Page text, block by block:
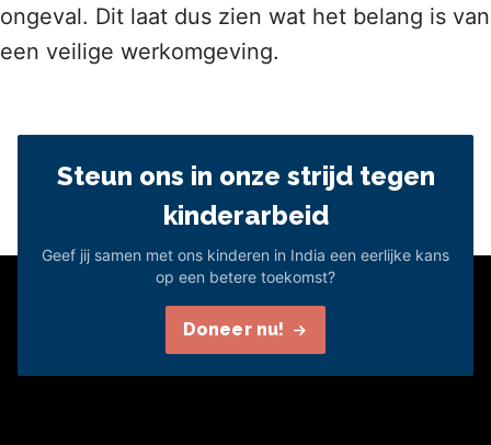
ongeval. Dit laat dus zien wat het belang is van
een veilige werkomgeving.
Steun ons in onze strijd tegen
kinderarbeid
Geef jij samen met ons kinderen in India een eerlijke kans
op een betere toekomst?
Doneer nu!